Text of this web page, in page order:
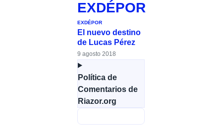
EXDÉPOR
EXDÉPOR
El nuevo destino
de Lucas Pérez
9 agosto 2018
Política de
Comentarios de
Riazor.org